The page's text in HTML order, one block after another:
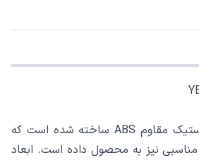
بدنه پنکه از جنس پلاستیک مقاوم ABS ساخته شده است که
مناسبی نیز به محصول داده است. ابعاد